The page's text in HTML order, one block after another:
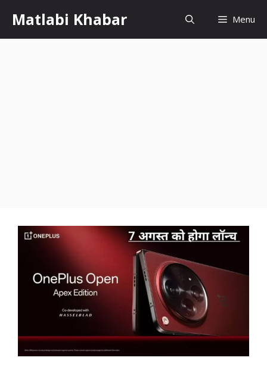
content
Matlabi Khabar Menu